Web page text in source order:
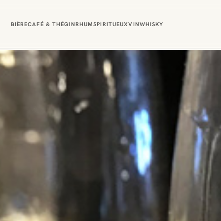
BIÈRECAFÉ & THÉGINRHUMSPIRITUEUXVINWHISKY